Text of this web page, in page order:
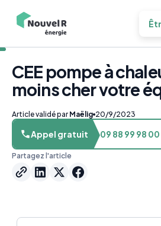
CEE pompe à
moins cher votre
Article validé par Maëlig 20/9/2023
Appel gratuit 09 88 99 98 00
Partagez l'article